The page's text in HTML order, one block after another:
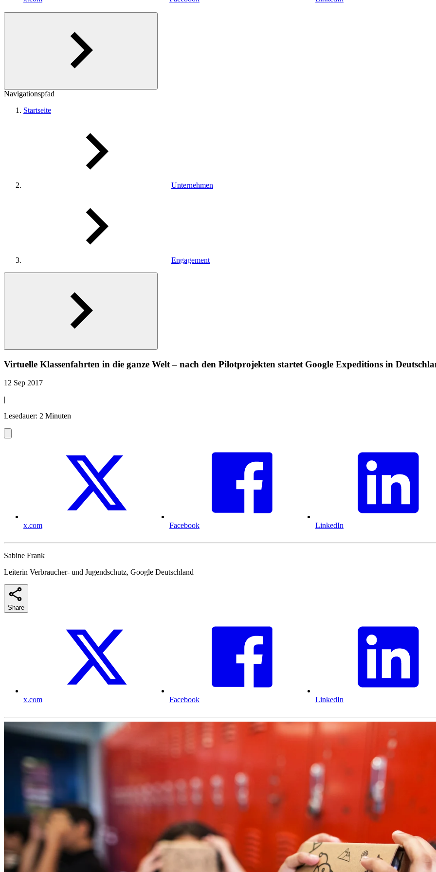
Navigationspfad
Startseite
Unternehmen
Engagement
Virtuelle Klassenfahrten in die ganze Welt ‒ nach den Pilotprojekten startet Google Expeditions in
12 Sep 2017
|
Lesedauer: 2 Minuten
x.com Facebook LinkedIn
Sabine Frank
Leiterin Verbraucher- und Jugendschutz, Google Deutschland
Share
x.com Facebook LinkedIn